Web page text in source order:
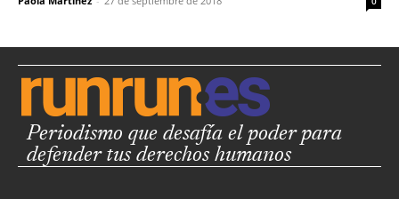
Periodismo que desafía el poder para
defender tus derechos humanos